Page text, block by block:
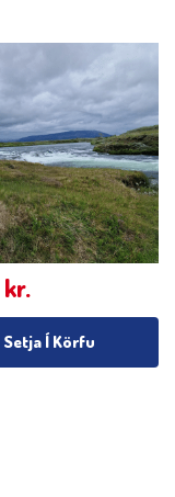
kr.
Setja Í Körfu